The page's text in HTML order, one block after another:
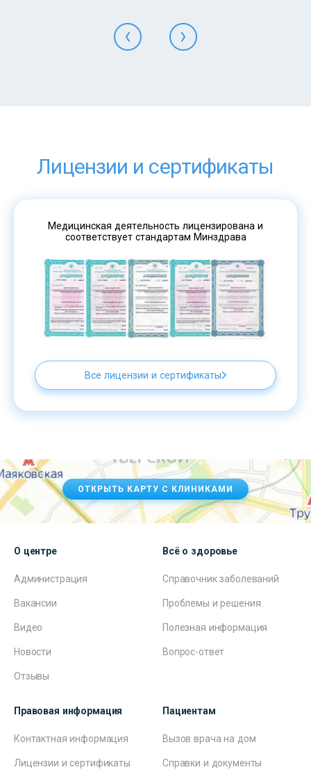
Лицензии и сертификаты
Медицинская деятельность лицензирована и
соответствует стандартам Минздрава
Все лицензии и сертификаты
ОТКРЫТЬ КАРТУ С КЛИНИКАМИ
О центре
Администрация
Вакансии
Видео
Новости
Отзывы
Всё о здоровье
Справочник заболеваний
Проблемы и решения
Полезная информация
Вопрос-ответ
Правовая информация
Контактная информация
Лицензии и сертификаты
Пациентам
Вызов врача на дом
Справки и документы